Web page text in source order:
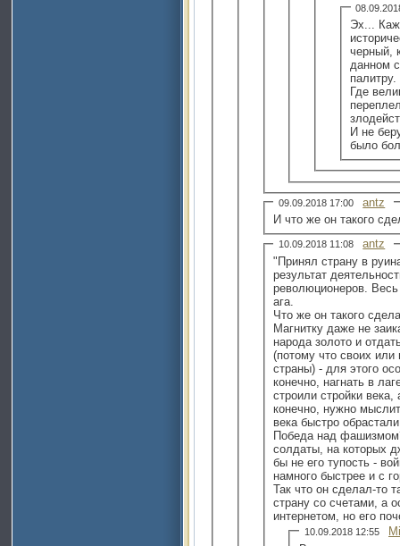
Эх...
черный,
данном
Где
И не
было
09.09.2018 17:00
antz
И что же он такого
10.09.2018 11:08
antz
"Принял страну в
результат
революционеров.
ага.
Что же он такого
Магнитку даже не
народа золото и
(потому что своих
страны) - для этого
конечно, нагнать в
строили стройки века,
конечно, нужно
века быстро
Победа над
солдаты, на которых
бы не его тупость -
намного быстрее и с
Так что он сделал-то
страну со счетами, а
интернетом, но его
10.09.2018 12:55